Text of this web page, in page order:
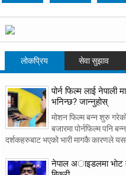
लोकप्रिय सेवा सुझाव
पोर्न फिल्म लाई नेपाली
भनिन्छ? जान्नुहोस्
मोशन फिल्म बन्न शुरु
बजारमा पोर्नफिल्म पनि
दर्शकहरुबाट भएको भारी मागकै कारणले
नेपाल अाइडलमा भाेट